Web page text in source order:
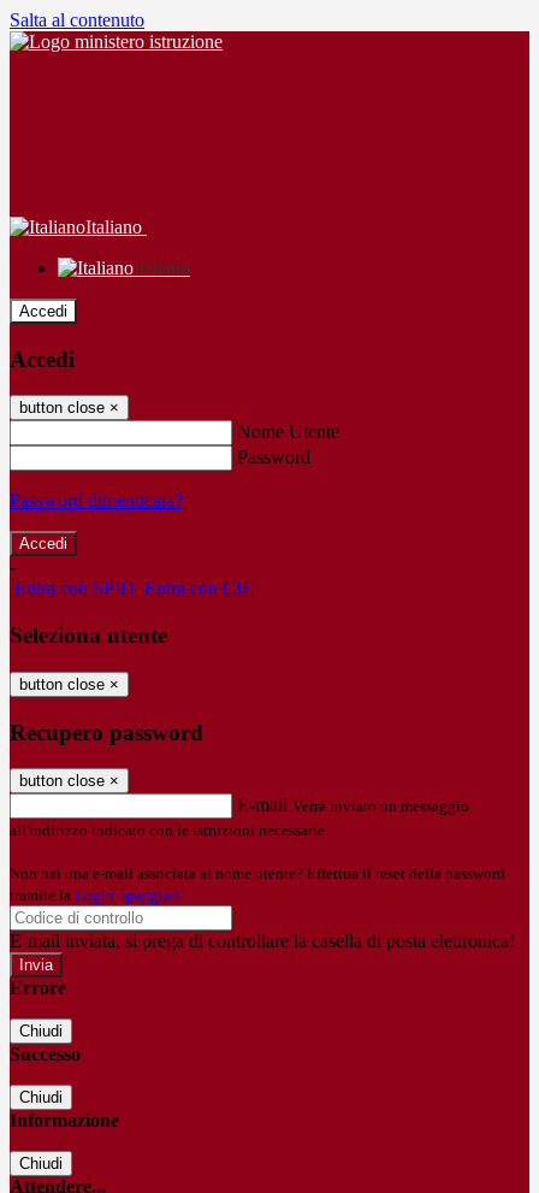
Salta al contenuto
Italiano
Italiano
Accedi
Accedi
button close ×
Nome Utente
Password
Password dimenticata?
-
Entra con SPID Entra con CIE
Seleziona utente
button close ×
Recupero password
button close ×
E-mail Verrà inviato un messaggio
all'indirizzo indicato con le istruzioni necessarie.
Non hai una e-mail associata al nome utente? Effettua il reset della password
tramite la Login Spaggiari
E-mail inviata, si prega di controllare la casella di posta elettronica!
Errore
Chiudi
Successo
Chiudi
Informazione
Chiudi
Attendere...